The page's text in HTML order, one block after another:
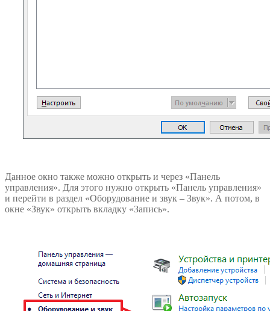
Данное окно также можно открыть и через «Панель
управления». Для этого нужно открыть «Панель управления»
и перейти в раздел «Оборудование и звук – Звук». А потом, в
окне «Звук» открыть вкладку «Запись».